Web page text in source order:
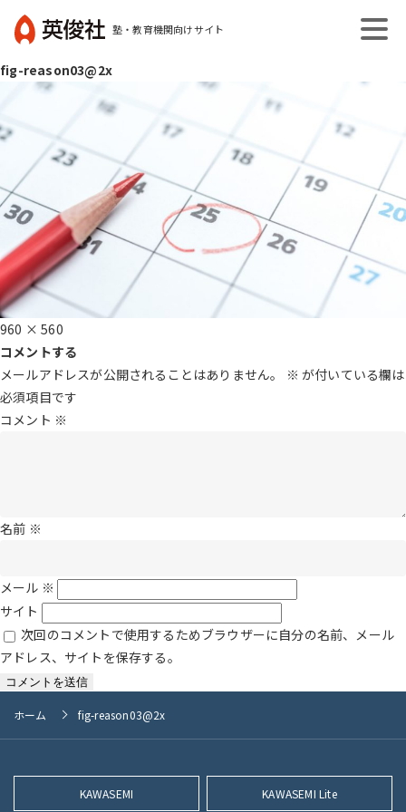
ン
へ
ス
ッ
プ
塾・教育機関向けサイト
俊
fig-reason03@2x
フ
ル
サ
イ
ズ
960 × 560
コメントする
メールアドレスが公開されることはありません。
※ が付いている欄は
必須項目です
コメント ※
名前 ※
メール ※
サイト
次回のコメントで使用するためブラウザーに自分の名前、メール
アドレス、サイトを保存する。
ホーム fig-reason03@2x
KAWASEMI KAWASEMI Lite